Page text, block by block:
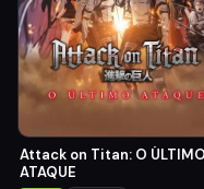
Attack on Titan: O ÚLTIMO
ATAQUE